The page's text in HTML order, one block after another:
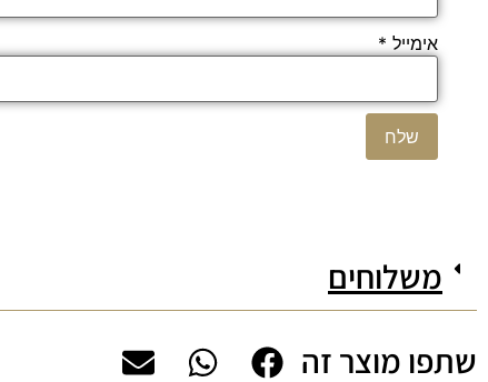
אימייל *
משלוחים
שתפו מוצר זה